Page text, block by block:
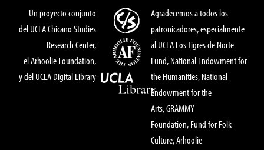
Un proyecto conjunto
del UCLA Chicano Studies
Research Center,
el Arhoolie Foundation,
y del UCLA Digital Library
Agradecemos a todos los
patronicadores, especialmente
al UCLA Los Tigres de Norte
Fund, National Endowment for
the Humanities, National
Endowment for the
Arts, GRAMMY
Foundation, Fund for Folk
Culture, Arhoolie